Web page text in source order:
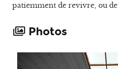
patiemment de revivre, ou
Photos